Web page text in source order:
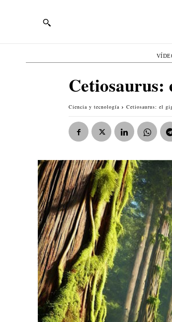
Cetiosaurus:
Ciencia y tecnología Cetiosaurus: el